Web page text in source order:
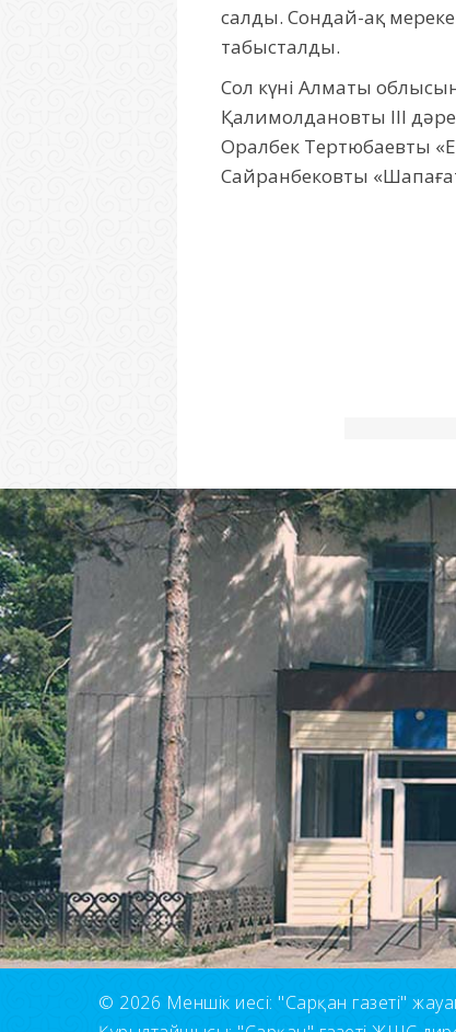
салды. Сондай-ақ мереке
табысталды.
Сол күні Алматы
Қалимолдановты ІІІ
Оралбек Тертюбаевты
Сайранбековты
© 2026 Меншік иесі: "Сарқан газеті"